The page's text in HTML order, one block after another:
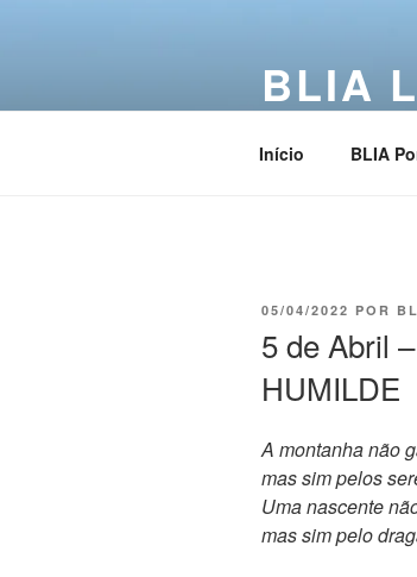
BLIA
Início BLIA
05/04/2022 POR
5 de Abril
HUMILDE
A montanha não
mas sim pelos
Uma nascente
mas sim pelo